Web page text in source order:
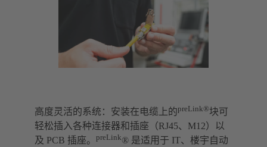
高度灵活的系统：安装在电缆上的preLink®块可
轻松插入各种连接器和插座（RJ45、M12）以
及 PCB 插座。 preLink® 是适用于 IT、楼宇自动